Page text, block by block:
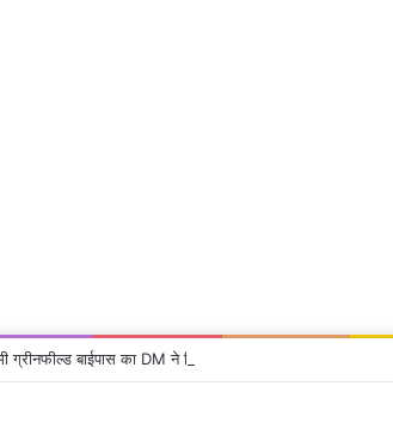
बाईपास का DM ने किया निरीक्षण, दिए सख्त निर्देश